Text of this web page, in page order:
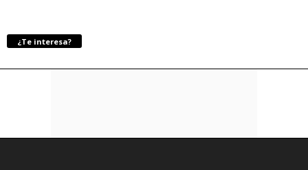
¿Te interesa?